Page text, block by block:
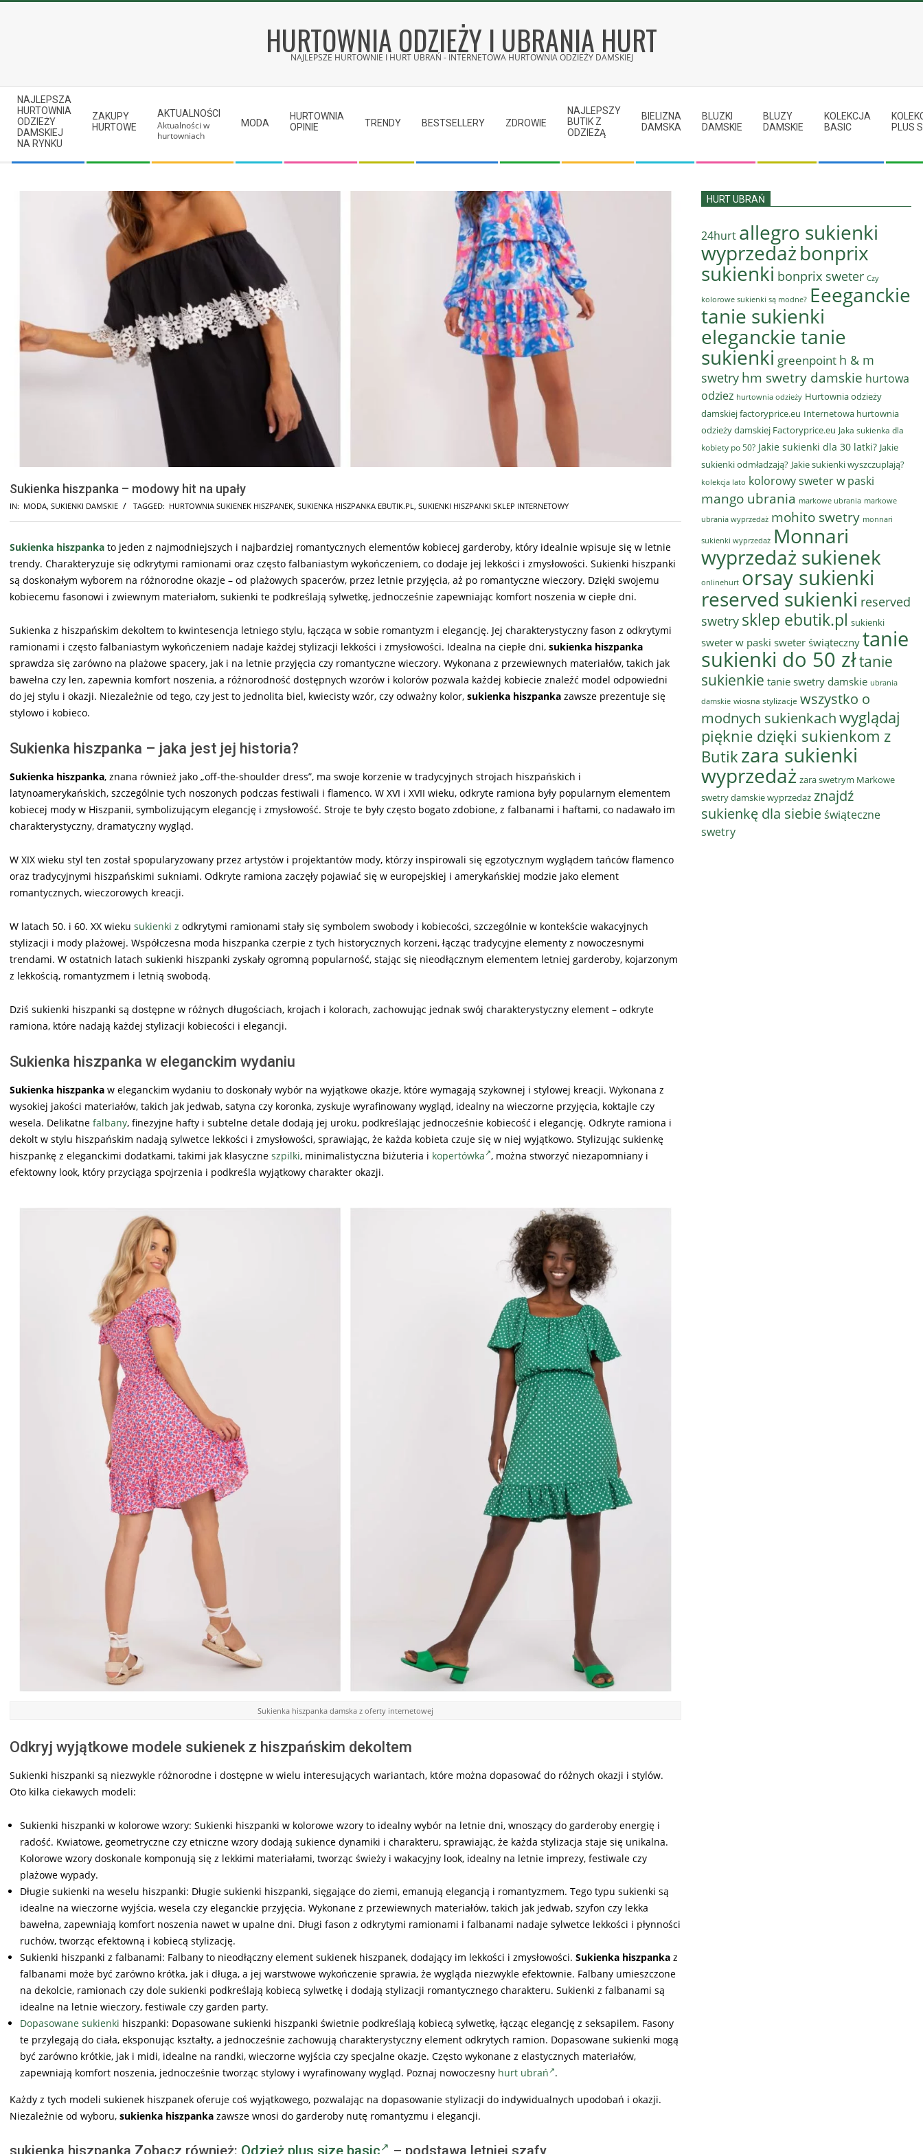
HURTOWNIA ODZIEŻY I UBRANIA HURT
NAJLEPSZE HURTOWNIE I HURT UBRAŃ - INTERNETOWA HURTOWNIA ODZIEŻY DAMSKIEJ
Secondary
Navigation
Menu
NAJLEPSZA
HURTOWNIA
ODZIEŻY
DAMSKIEJ
NA RYNKU
ZAKUPY
HURTOWE
AKTUALNOŚCI
Aktualności w
hurtowniach
MODA
HURTOWNIA
OPINIE
TRENDY BESTSELLERY ZDROWIE
NAJLEPSZY
BUTIK Z
ODZIEŻĄ
BIELIZNA
DAMSKA
BLUZKI
DAMSKIE
BLUZY
DAMSKIE
KOLEKCJA
BASIC
PLUS
Sukienka hiszpanka – modowy hit na upały
IN: MODA SUKIENKI DAMSKIE TAGGED: HURTOWNIA SUKIENEK HISZPANEK SUKIENKA HISZPANKA EBUTIK.PL SUKIENKI HISZPANKI SKLEP INTERNETOWY
Sukienka hiszpanka to jeden z najmodniejszych i najbardziej romantycznych elementów kobiecej garderoby, który idealnie wpisuje się w letnie
trendy. Charakteryzuje się odkrytymi ramionami oraz często falbaniastym wykończeniem, co dodaje jej lekkości i zmysłowości. Sukienki hiszpanki
są doskonałym wyborem na różnorodne okazje – od plażowych spacerów, przez letnie przyjęcia, aż po romantyczne wieczory. Dzięki swojemu
kobiecemu fasonowi i zwiewnym materiałom, sukienki te podkreślają sylwetkę, jednocześnie zapewniając komfort noszenia w ciepłe dni.
Sukienka z hiszpańskim dekoltem to kwintesencja letniego stylu, łącząca w sobie romantyzm i elegancję. Jej charakterystyczny fason z odkrytymi
ramionami i często falbaniastym wykończeniem nadaje każdej stylizacji lekkości i zmysłowości. Idealna na ciepłe dni, sukienka hiszpanka
sprawdza się zarówno na plażowe spacery, jak i na letnie przyjęcia czy romantyczne wieczory. Wykonana z przewiewnych materiałów, takich jak
bawełna czy len, zapewnia komfort noszenia, a różnorodność dostępnych wzorów i kolorów pozwala każdej kobiecie znaleźć model odpowiedni
do jej stylu i okazji. Niezależnie od tego, czy jest to jednolita biel, kwiecisty wzór, czy odważny kolor, sukienka hiszpanka zawsze prezentuje się
stylowo i kobieco.
Sukienka hiszpanka – jaka jest jej historia?
Sukienka hiszpanka, znana również jako „off-the-shoulder dress”, ma swoje korzenie w tradycyjnych strojach hiszpańskich i
latynoamerykańskich, szczególnie tych noszonych podczas festiwali i flamenco. W XVI i XVII wieku, odkryte ramiona były popularnym elementem
kobiecej mody w Hiszpanii, symbolizującym elegancję i zmysłowość. Stroje te były często bogato zdobione, z falbanami i haftami, co nadawało im
charakterystyczny, dramatyczny wygląd.
W XIX wieku styl ten został spopularyzowany przez artystów i projektantów mody, którzy inspirowali się egzotycznym wyglądem tańców flamenco
oraz tradycyjnymi hiszpańskimi sukniami. Odkryte ramiona zaczęły pojawiać się w europejskiej i amerykańskiej modzie jako element
romantycznych, wieczorowych kreacji.
W latach 50. i 60. XX wieku sukienki z odkrytymi ramionami stały się symbolem swobody i kobiecości, szczególnie w kontekście wakacyjnych
stylizacji i mody plażowej. Współczesna moda hiszpanka czerpie z tych historycznych korzeni, łącząc tradycyjne elementy z nowoczesnymi
trendami. W ostatnich latach sukienki hiszpanki zyskały ogromną popularność, stając się nieodłącznym elementem letniej garderoby, kojarzonym
z lekkością, romantyzmem i letnią swobodą.
Dziś sukienki hiszpanki są dostępne w różnych długościach, krojach i kolorach, zachowując jednak swój charakterystyczny element – odkryte
ramiona, które nadają każdej stylizacji kobiecości i elegancji.
Sukienka hiszpanka w eleganckim wydaniu
Sukienka hiszpanka w eleganckim wydaniu to doskonały wybór na wyjątkowe okazje, które wymagają szykownej i stylowej kreacji. Wykonana z
wysokiej jakości materiałów, takich jak jedwab, satyna czy koronka, zyskuje wyrafinowany wygląd, idealny na wieczorne przyjęcia, koktajle czy
wesela. Delikatne falbany, finezyjne hafty i subtelne detale dodają jej uroku, podkreślając jednocześnie kobiecość i elegancję. Odkryte ramiona i
dekolt w stylu hiszpańskim nadają sylwetce lekkości i zmysłowości, sprawiając, że każda kobieta czuje się w niej wyjątkowo. Stylizując sukienkę
hiszpankę z eleganckimi dodatkami, takimi jak klasyczne szpilki, minimalistyczna biżuteria i kopertówka , można stworzyć niezapomniany i
efektowny look, który przyciąga spojrzenia i podkreśla wyjątkowy charakter okazji.
Sukienka hiszpanka damska z oferty internetowej
Odkryj wyjątkowe modele sukienek z hiszpańskim dekoltem
Sukienki hiszpanki są niezwykle różnorodne i dostępne w wielu interesujących wariantach, które można dopasować do różnych okazji i stylów.
Oto kilka ciekawych modeli:
Sukienki hiszpanki w kolorowe wzory: Sukienki hiszpanki w kolorowe wzory to idealny wybór na letnie dni, wnoszący do garderoby energię i
radość. Kwiatowe, geometryczne czy etniczne wzory dodają sukience dynamiki i charakteru, sprawiając, że każda stylizacja staje się unikalna.
Kolorowe wzory doskonale komponują się z lekkimi materiałami, tworząc świeży i wakacyjny look, idealny na letnie imprezy, festiwale czy
plażowe wypady.
Długie sukienki na weselu hiszpanki: Długie sukienki hiszpanki, sięgające do ziemi, emanują elegancją i romantyzmem. Tego typu sukienki są
idealne na wieczorne wyjścia, wesela czy eleganckie przyjęcia. Wykonane z przewiewnych materiałów, takich jak jedwab, szyfon czy lekka
bawełna, zapewniają komfort noszenia nawet w upalne dni. Długi fason z odkrytymi ramionami i falbanami nadaje sylwetce lekkości i płynności
ruchów, tworząc efektowną i kobiecą stylizację.
Sukienki hiszpanki z falbanami: Falbany to nieodłączny element sukienek hiszpanek, dodający im lekkości i zmysłowości. Sukienka hiszpanka z
falbanami może być zarówno krótka, jak i długa, a jej warstwowe wykończenie sprawia, że wygląda niezwykle efektownie. Falbany umieszczone
na dekolcie, ramionach czy dole sukienki podkreślają kobiecą sylwetkę i dodają stylizacji romantycznego charakteru. Sukienki z falbanami są
idealne na letnie wieczory, festiwale czy garden party.
Dopasowane sukienki hiszpanki: Dopasowane sukienki hiszpanki świetnie podkreślają kobiecą sylwetkę, łącząc elegancję z seksapilem. Fasony
te przylegają do ciała, eksponując kształty, a jednocześnie zachowują charakterystyczny element odkrytych ramion. Dopasowane sukienki mogą
być zarówno krótkie, jak i midi, idealne na randki, wieczorne wyjścia czy specjalne okazje. Często wykonane z elastycznych materiałów,
zapewniają komfort noszenia, jednocześnie tworząc stylowy i wyrafinowany wygląd. Poznaj nowoczesny hurt ubrań .
Każdy z tych modeli sukienek hiszpanek oferuje coś wyjątkowego, pozwalając na dopasowanie stylizacji do indywidualnych upodobań i okazji.
Niezależnie od wyboru, sukienka hiszpanka zawsze wnosi do garderoby nutę romantyzmu i elegancji.
sukienka hiszpanka Zobacz również: Odzież plus size basic – podstawa letniej szafy
HURT UBRAŃ
24hurt allegro sukienki
wyprzedażbonprix
sukienki bonprix sweter Czy
kolorowe sukienki są modne? Eeeganckie
tanie sukienki
eleganckie tanie
sukienki greenpoint h & m
swetry hm swetry damskie hurtowa
odziez hurtownia odzieży Hurtownia odzieży
damskiej factoryprice.eu Internetowa hurtownia
odzieży damskiej Factoryprice.eu Jaka sukienka dla
kobiety po 50? Jakie sukienki dla 30 latki? Jakie
sukienki odmładzają? Jakie sukienki wyszczuplają?
kolekcja lato kolorowy sweter w paski
mango ubrania markowe ubrania markowe
ubrania wyprzedaż mohito swetry monnari
sukienki wyprzedaż Monnari
wyprzedaż sukienek
onlinehurt orsay sukienki
reserved sukienki reserved
swetry sklep ebutik.pl sukienki
sweter w paski sweter świątecznytanie
sukienki do 50 złtanie
sukienkie tanie swetry damskie ubrania
damskie wiosna stylizacje wszystko o
modnych sukienkachwyglądaj
pięknie dzięki sukienkom z
Butik zara sukienki
wyprzedaż zara swetrym Markowe
swetry damskie wyprzedaż znajdź
sukienkę dla siebieświąteczne
swetry